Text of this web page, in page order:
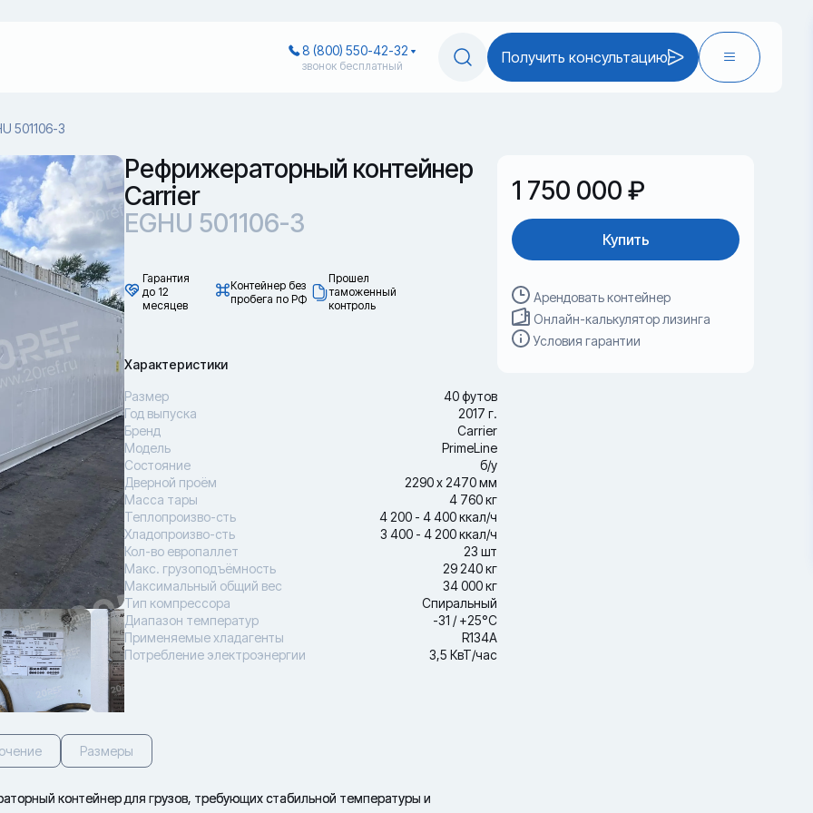
8 (800) 550-42-32
звонок бесплатный Получить консультацию
501106-3
Рефрижераторный контейнер
Carrier
EGHU 501106-3
Гарантия
до 12
месяцев
Контейнер без
пробега по РФ
Прошел
таможенный
контроль
Характеристики
Размер
40 футов
Год выпуска
2017 г.
Бренд
Carrier
Модель
PrimeLine
Состояние
б/у
Дверной проём
2290 х 2470 мм
Масса тары
4 760 кг
Теплопроизво-сть
4 200 - 4 400 ккал/ч
Хладопроизво-сть
3 400 - 4 200 ккал/ч
Кол-во европаллет
23 шт
Макс. грузоподъёмность
29 240 кг
Максимальный общий вес
34 000 кг
Тип компрессора
Спиральный
Диапазон температур
-31 / +25°С
Применяемые хладагенты
R134A
Потребление электроэнергии
3,5 КвТ/час
1 750 000 ₽
Купить
Арендовать контейнер
Онлайн-калькулятор лизинга
Условия гарантии
Размеры
контейнер для грузов, требующих стабильной температуры и